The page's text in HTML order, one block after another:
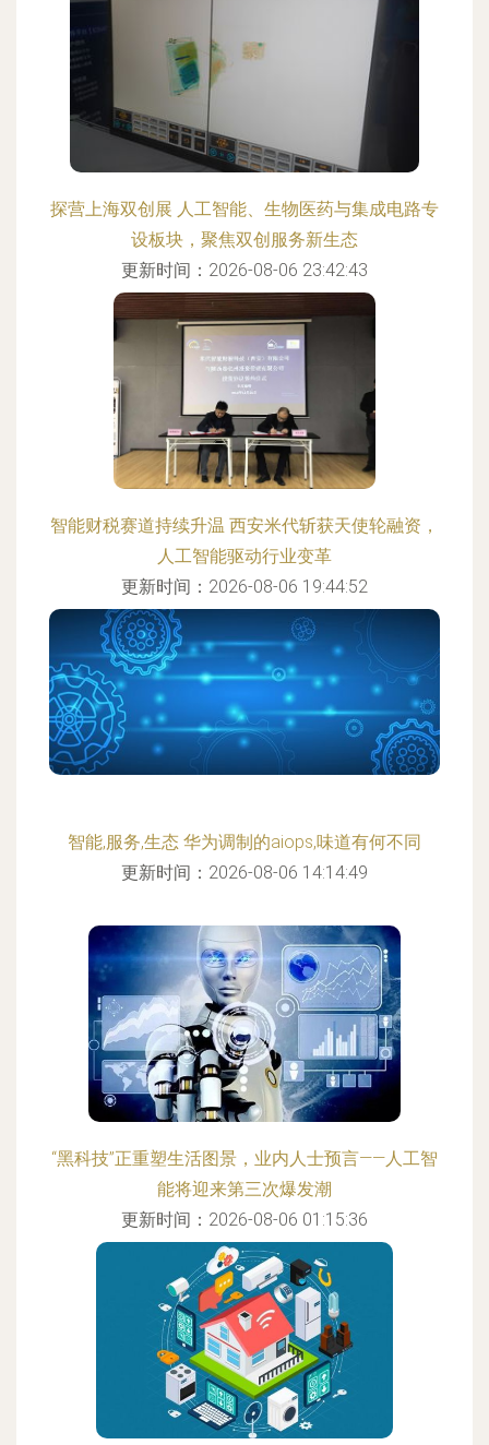
探营上海双创展 人工智能、生物医药与集成电路专
设板块，聚焦双创服务新生态
更新时间：2026-08-06 23:42:43
智能财税赛道持续升温 西安米代斩获天使轮融资，
人工智能驱动行业变革
更新时间：2026-08-06 19:44:52
智能,服务,生态 华为调制的aiops,味道有何不同
更新时间：2026-08-06 14:14:49
“黑科技”正重塑生活图景，业内人士预言——人工智
能将迎来第三次爆发潮
更新时间：2026-08-06 01:15:36